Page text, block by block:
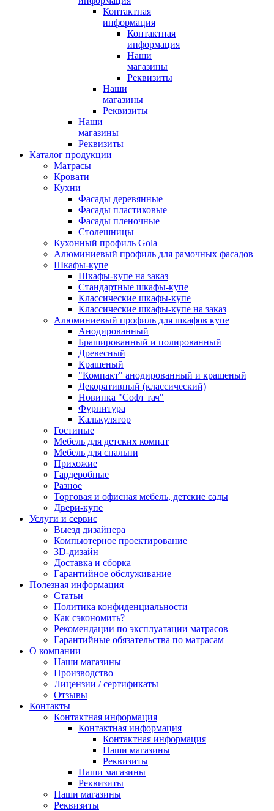
Контактная
информация
Контактная
информация
Наши
магазины
Реквизиты
Наши
магазины
Реквизиты
Наши
магазины
Реквизиты
Каталог продукции
Матрасы
Кровати
Кухни
Фасады деревянные
Фасады пластиковые
Фасады пленочные
Столешницы
Кухонный профиль Gola
Алюминиевый профиль для рамочных фасадов
Шкафы-купе
Шкафы-купе на заказ
Стандартные шкафы-купе
Классические шкафы-купе
Классические шкафы-купе на заказ
Алюминиевый профиль для шкафов купе
Анодированный
Брашированный и полированный
Древесный
Крашеный
"Компакт" анодированный и крашеный
Декоративный (классический)
Новинка "Софт тач"
Фурнитура
Калькулятор
Гостиные
Мебель для детских комнат
Мебель для спальни
Прихожие
Гардеробные
Разное
Торговая и офисная мебель, детские сады
Двери-купе
Услуги и сервис
Выезд дизайнера
Компьютерное проектирование
3D-дизайн
Доставка и сборка
Гарантийное обслуживание
Полезная информация
Статьи
Политика конфиденциальности
Как сэкономить?
Рекомендации по эксплуатации матрасов
Гарантийные обязательства по матрасам
О компании
Наши магазины
Производство
Лицензии / сертификаты
Отзывы
Контакты
Контактная информация
Контактная информация
Контактная информация
Наши магазины
Реквизиты
Наши магазины
Реквизиты
Наши магазины
Реквизиты